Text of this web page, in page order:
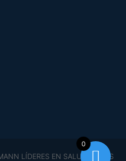
LÍDERES EN SALUD TODOS
0